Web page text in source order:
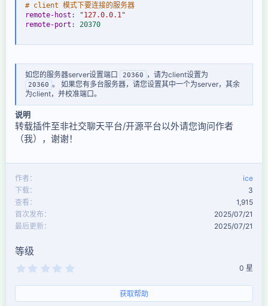
# client 模式下要连接的服务器
remote-host :
"127.0.0.1"
remote-port : 20370
如您的服务器server设置端口 20360 ，请为client设置为
20360 。 如果您有多台服务器，请您设置其中一个为server，其余
为client，并校准端口。​
说明
转载插件至非社交聊天平台/开源平台以外请您询问作者
（我），谢谢！
作者
ice
下载
3
查看
1,915
首次发布
2025/07/21
最后更新
2025/07/21
等级
0
星
0 星
获取帮助